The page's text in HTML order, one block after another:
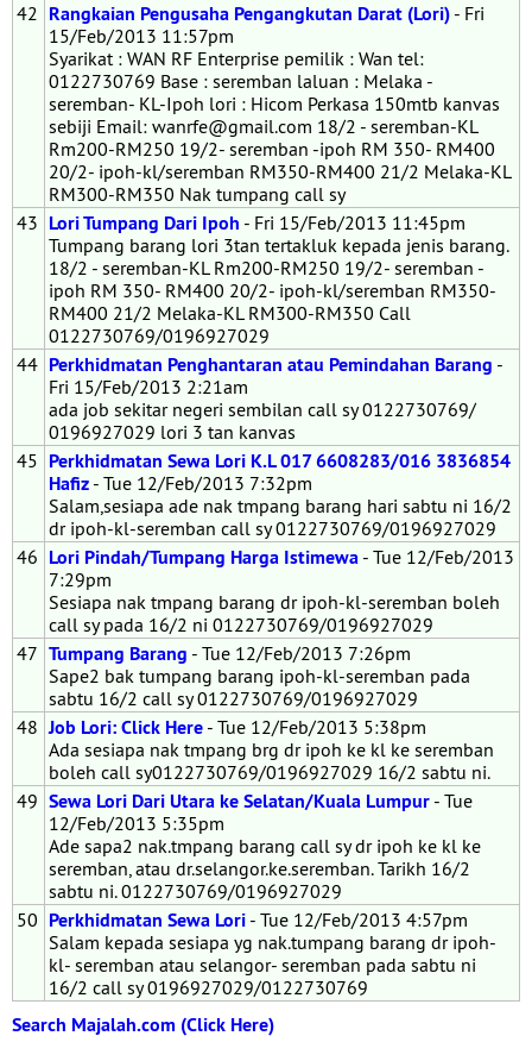
42 Rangkaian Pengusaha Pengangkutan Darat (Lori) - Fri
15/Feb/2013 11:57pm
Syarikat : WAN RF Enterprise pemilik : Wan tel:
0122730769 Base : seremban laluan : Melaka -
seremban- KL-Ipoh lori : Hicom Perkasa 150mtb kanvas
sebiji Email: wanrfe@gmail.com 18/2 - seremban-KL
Rm200-RM250 19/2- seremban -ipoh RM 350- RM400
20/2- ipoh-kl/seremban RM350-RM400 21/2 Melaka-KL
RM300-RM350 Nak tumpang call sy
43 Lori Tumpang Dari Ipoh - Fri 15/Feb/2013 11:45pm
Tumpang barang lori 3tan tertakluk kepada jenis barang.
18/2 - seremban-KL Rm200-RM250 19/2- seremban -
ipoh RM 350- RM400 20/2- ipoh-kl/seremban RM350-
RM400 21/2 Melaka-KL RM300-RM350 Call
0122730769/0196927029
44 Perkhidmatan Penghantaran atau Pemindahan Barang -
Fri 15/Feb/2013 2:21am
ada job sekitar negeri sembilan call sy 0122730769/
0196927029 lori 3 tan kanvas
45 Perkhidmatan Sewa Lori K.L 017 6608283/016 3836854
Hafiz - Tue 12/Feb/2013 7:32pm
Salam,sesiapa ade nak tmpang barang hari sabtu ni 16/2
dr ipoh-kl-seremban call sy 0122730769/0196927029
46 Lori Pindah/Tumpang Harga Istimewa - Tue 12/Feb/2013
7:29pm
Sesiapa nak tmpang barang dr ipoh-kl-seremban boleh
call sy pada 16/2 ni 0122730769/0196927029
47 Tumpang Barang - Tue 12/Feb/2013 7:26pm
Sape2 bak tumpang barang ipoh-kl-seremban pada
sabtu 16/2 call sy 0122730769/0196927029
48 Job Lori: Click Here - Tue 12/Feb/2013 5:38pm
Ada sesiapa nak tmpang brg dr ipoh ke kl ke seremban
boleh call sy0122730769/0196927029 16/2 sabtu ni.
49 Sewa Lori Dari Utara ke Selatan/Kuala Lumpur - Tue
12/Feb/2013 5:35pm
Ade sapa2 nak.tmpang barang call sy dr ipoh ke kl ke
seremban, atau dr.selangor.ke.seremban. Tarikh 16/2
sabtu ni. 0122730769/0196927029
50 Perkhidmatan Sewa Lori - Tue 12/Feb/2013 4:57pm
Salam kepada sesiapa yg nak.tumpang barang dr ipoh-
kl- seremban atau selangor- seremban pada sabtu ni
16/2 call sy 0196927029/0122730769
Search Majalah.com (Click Here)